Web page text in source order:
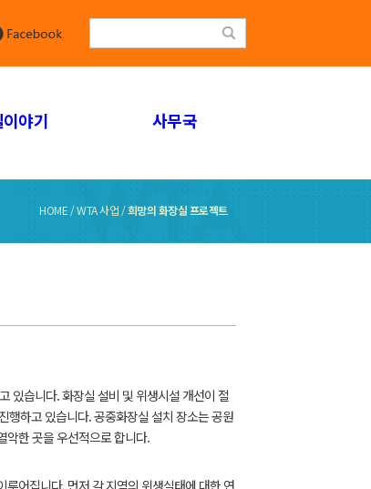
야기 사무국
HOME / WTA 사업 /희망의 화장실 프로젝트
있습니다. 화장실 설비 및 위생시설 개선이 절
행하고 있습니다. 공중화장실 설치 장소는 공원
악한 곳을 우선적으로 합니다.
어집니다. 먼저 각 지역의 위생실태에 대한 연